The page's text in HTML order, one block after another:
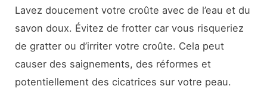
Lavez doucement votre croûte avec de l’eau et du
savon doux. Évitez de frotter car vous risqueriez
de gratter ou d’irriter votre croûte. Cela peut
causer des saignements, des réformes et
potentiellement des cicatrices sur votre peau.